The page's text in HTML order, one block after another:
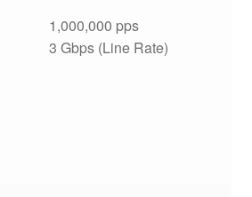
1,000,000 pps
3 Gbps (Line Rate)